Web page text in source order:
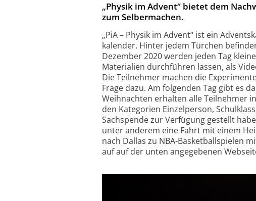
„Physik im Advent“ bietet dem
zum Selbermachen.
„PiA – Physik im Advent“ ist ein
kalender. Hinter jedem Türchen
Dezember 2020 werden jeden Tag
Materialien durch­führen lassen, als
Die Teilnehmer machen die
Frage dazu. Am folgenden Tag gibt es
Weihnachten erhalten alle Teilnehmer
den Kategorien Einzel­person,
Sach­spende zur Verfügung gestellt
unter anderem eine Fahrt mit einem
nach Dallas zu NBA-Basketball­spielen
auf auf der unten angegebenen